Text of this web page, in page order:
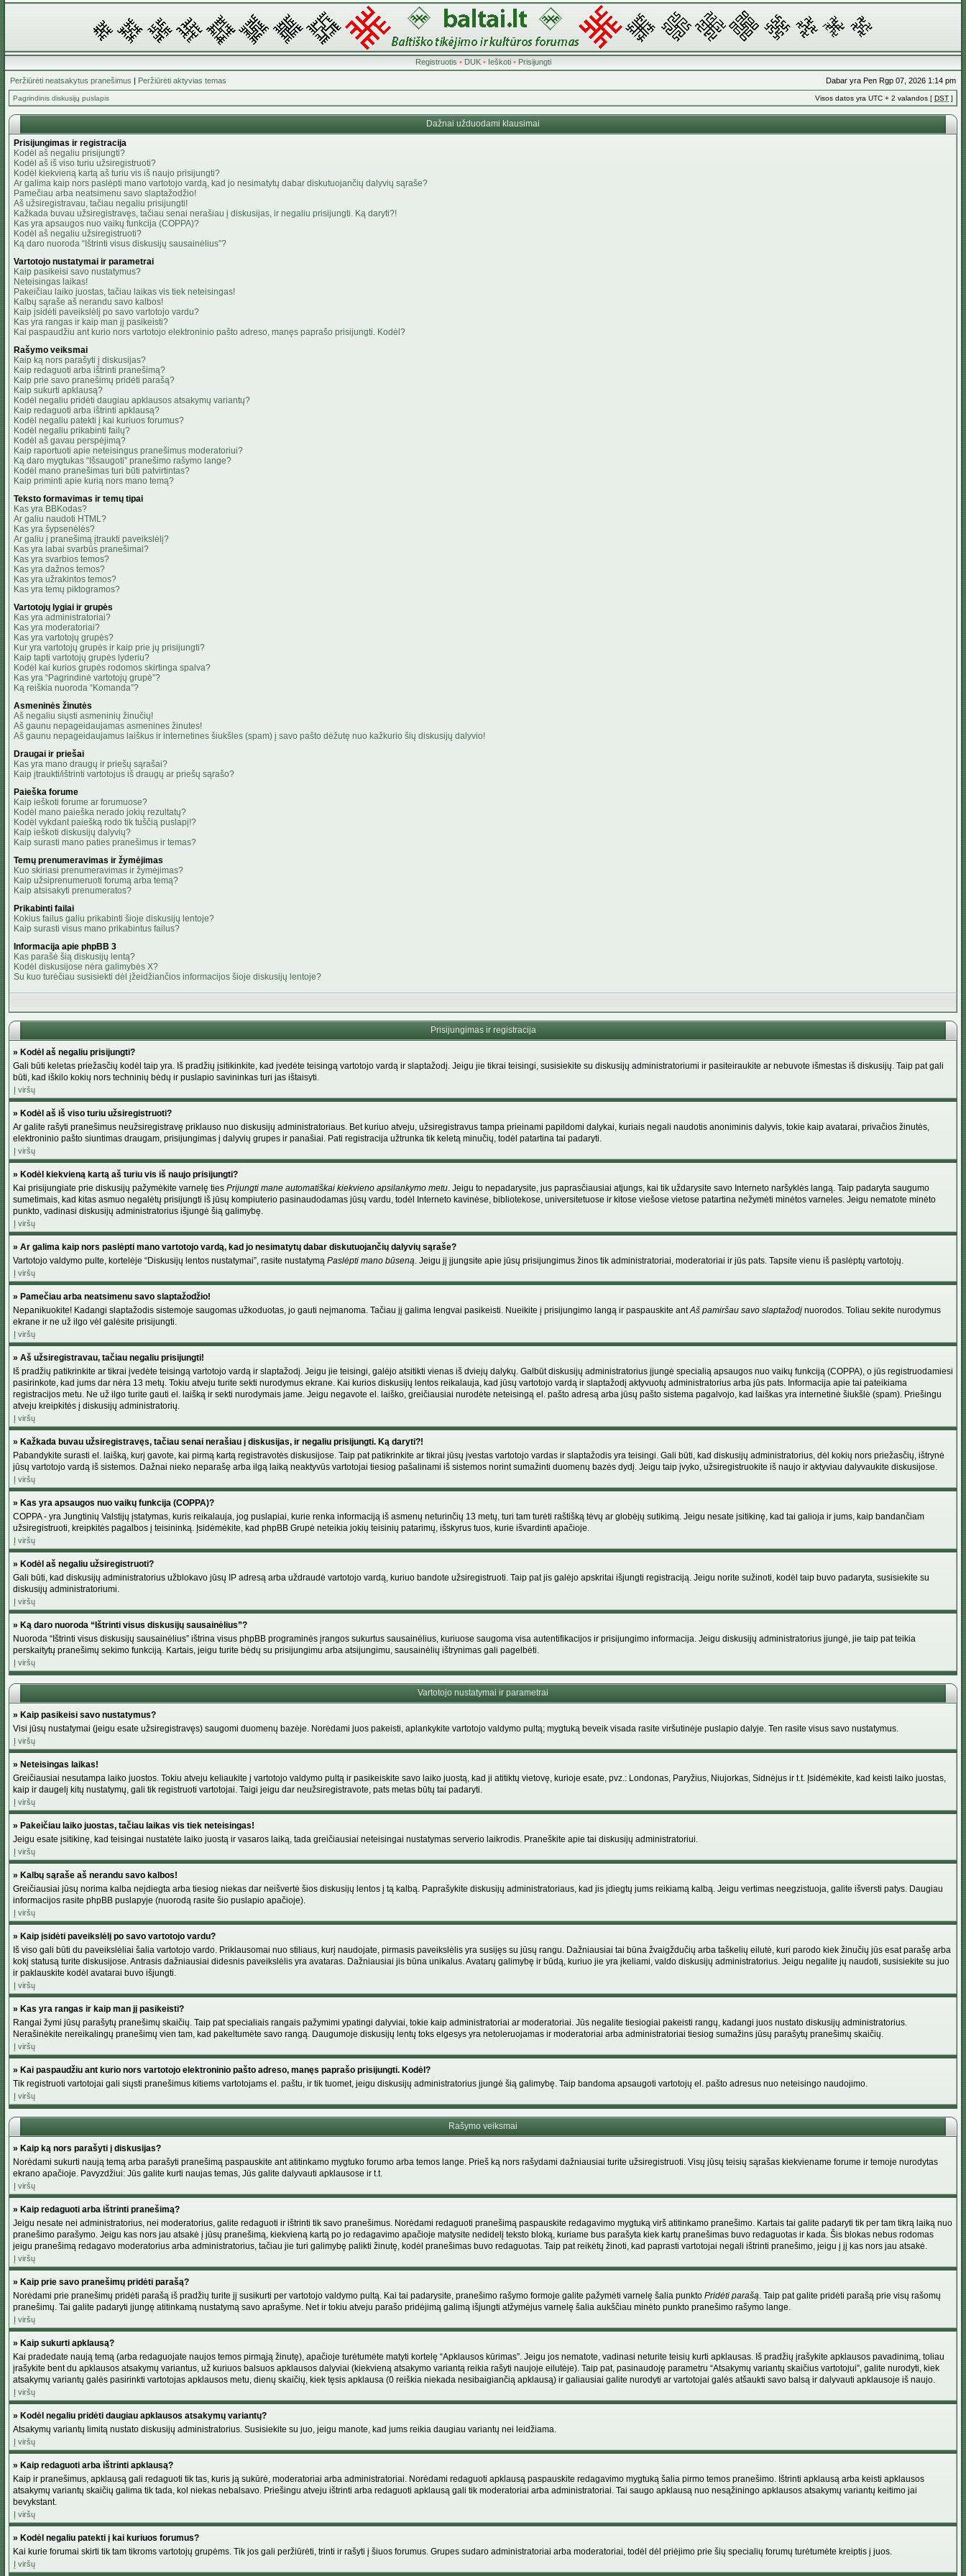
Registruotis • DUK• Ieškoti• Prisijungti
Peržiūrėti neatsakytus pranešimus | Peržiūrėti aktyvias temas Dabar yra Pen Rgp 07, 2026 1:14 pm
Pagrindinis diskusijų puslapis Visos datos yra UTC + 2 valandos [ DST ]
Dažnai užduodami klausimai
Prisijungimas ir registracija
Kodėl aš negaliu prisijungti?
Kodėl aš iš viso turiu užsiregistruoti?
Kodėl kiekvieną kartą aš turiu vis iš naujo prisijungti?
Ar galima kaip nors paslėpti mano vartotojo vardą, kad jo nesimatytų dabar diskutuojančių dalyvių sąraše?
Pamečiau arba neatsimenu savo slaptažodžio!
Aš užsiregistravau, tačiau negaliu prisijungti!
Kažkada buvau užsiregistravęs, tačiau senai nerašiau į diskusijas, ir negaliu prisijungti. Ką daryti?!
Kas yra apsaugos nuo vaikų funkcija (COPPA)?
Kodėl aš negaliu užsiregistruoti?
Ką daro nuoroda “Ištrinti visus diskusijų sausainėlius”?
Vartotojo nustatymai ir parametrai
Kaip pasikeisi savo nustatymus?
Neteisingas laikas!
Pakeičiau laiko juostas, tačiau laikas vis tiek neteisingas!
Kalbų sąraše aš nerandu savo kalbos!
Kaip įsidėti paveikslėlį po savo vartotojo vardu?
Kas yra rangas ir kaip man jį pasikeisti?
Kai paspaudžiu ant kurio nors vartotojo elektroninio pašto adreso, manęs paprašo prisijungti. Kodėl?
Rašymo veiksmai
Kaip ką nors parašyti į diskusijas?
Kaip redaguoti arba ištrinti pranešimą?
Kaip prie savo pranešimų pridėti parašą?
Kaip sukurti apklausą?
Kodėl negaliu pridėti daugiau apklausos atsakymų variantų?
Kaip redaguoti arba ištrinti apklausą?
Kodėl negaliu patekti į kai kuriuos forumus?
Kodėl negaliu prikabinti failų?
Kodėl aš gavau perspėjimą?
Kaip raportuoti apie neteisingus pranešimus moderatoriui?
Ką daro mygtukas “Išsaugoti” pranešimo rašymo lange?
Kodėl mano pranešimas turi būti patvirtintas?
Kaip priminti apie kurią nors mano temą?
Teksto formavimas ir temų tipai
Kas yra BBKodas?
Ar galiu naudoti HTML?
Kas yra šypsenėlės?
Ar galiu į pranešimą įtraukti paveikslėlį?
Kas yra labai svarbūs pranešimai?
Kas yra svarbios temos?
Kas yra dažnos temos?
Kas yra užrakintos temos?
Kas yra temų piktogramos?
Vartotojų lygiai ir grupės
Kas yra administratoriai?
Kas yra moderatoriai?
Kas yra vartotojų grupės?
Kur yra vartotojų grupės ir kaip prie jų prisijungti?
Kaip tapti vartotojų grupės lyderiu?
Kodėl kai kurios grupės rodomos skirtinga spalva?
Kas yra “Pagrindinė vartotojų grupė”?
Ką reiškia nuoroda “Komanda”?
Asmeninės žinutės
Aš negaliu siųsti asmeninių žinučių!
Aš gaunu nepageidaujamas asmenines žinutes!
Aš gaunu nepageidaujamus laiškus ir internetines šiukšles (spam) į savo pašto dėžutę nuo kažkurio šių diskusijų dalyvio!
Draugai ir priešai
Kas yra mano draugų ir priešų sąrašai?
Kaip įtraukti/ištrinti vartotojus iš draugų ar priešų sąrašo?
Paieška forume
Kaip ieškoti forume ar forumuose?
Kodėl mano paieška nerado jokių rezultatų?
Kodėl vykdant paiešką rodo tik tuščią puslapį!?
Kaip ieškoti diskusijų dalyvių?
Kaip surasti mano paties pranešimus ir temas?
Temų prenumeravimas ir žymėjimas
Kuo skiriasi prenumeravimas ir žymėjimas?
Kaip užsiprenumeruoti forumą arba temą?
Kaip atsisakyti prenumeratos?
Prikabinti failai
Kokius failus galiu prikabinti šioje diskusijų lentoje?
Kaip surasti visus mano prikabintus failus?
Informacija apie phpBB 3
Kas parašė šią diskusijų lentą?
Kodėl diskusijose nėra galimybės X?
Su kuo turėčiau susisiekti dėl įžeidžiančios informacijos šioje diskusijų lentoje?
Prisijungimas ir registracija
» Kodėl aš negaliu prisijungti?
Gali būti keletas priežasčių kodėl taip yra. Iš pradžių įsitikinkite, kad įvedėte teisingą vartotojo vardą ir slaptažodį. Jeigu jie tikrai teisingi, susisiekite su diskusijų administratoriumi ir pasiteiraukite ar nebuvote išmestas iš diskusijų. Taip pat gali
būti, kad iškilo kokių nors techninių bėdų ir puslapio savininkas turi jas ištaisyti.
Į viršų
» Kodėl aš iš viso turiu užsiregistruoti?
Ar galite rašyti pranešimus neužsiregistravę priklauso nuo diskusijų administratoriaus. Bet kuriuo atveju, užsiregistravus tampa prieinami papildomi dalykai, kuriais negali naudotis anoniminis dalyvis, tokie kaip avatarai, privačios žinutės,
elektroninio pašto siuntimas draugam, prisijungimas į dalyvių grupes ir panašiai. Pati registracija užtrunka tik keletą minučių, todėl patartina tai padaryti.
Į viršų
» Kodėl kiekvieną kartą aš turiu vis iš naujo prisijungti?
Kai prisijungiate prie diskusijų pažymėkite varnelę ties Prijungti mane automatiškai kiekvieno apsilankymo metu. Jeigu to nepadarysite, jus paprasčiausiai atjungs, kai tik uždarysite savo Interneto naršyklės langą. Taip padaryta saugumo
sumetimais, kad kitas asmuo negalėtų prisijungti iš jūsų kompiuterio pasinaudodamas jūsų vardu, todėl Interneto kavinėse, bibliotekose, universitetuose ir kitose viešose vietose patartina nežymėti minėtos varneles. Jeigu nematote minėto
punkto, vadinasi diskusijų administratorius išjungė šią galimybę.
Į viršų
» Ar galima kaip nors paslėpti mano vartotojo vardą, kad jo nesimatytų dabar diskutuojančių dalyvių sąraše?
Vartotojo valdymo pulte, kortelėje “Diskusijų lentos nustatymai”, rasite nustatymą Paslėpti mano būseną. Jeigu jį įjungsite apie jūsų prisijungimus žinos tik administratoriai, moderatoriai ir jūs pats. Tapsite vienu iš paslėptų vartotojų.
Į viršų
» Pamečiau arba neatsimenu savo slaptažodžio!
Nepanikuokite! Kadangi slaptažodis sistemoje saugomas užkoduotas, jo gauti neįmanoma. Tačiau jį galima lengvai pasikeisti. Nueikite į prisijungimo langą ir paspauskite antAš pamiršau savo slaptažodį nuorodos. Toliau sekite nurodymus
ekrane ir ne už ilgo vėl galėsite prisijungti.
Į viršų
» Aš užsiregistravau, tačiau negaliu prisijungti!
Iš pradžių patikrinkite ar tikrai įvedėte teisingą vartotojo vardą ir slaptažodį. Jeigu jie teisingi, galėjo atsitikti vienas iš dviejų dalykų. Galbūt diskusijų administratorius įjungė specialią apsaugos nuo vaikų funkciją (COPPA), o jūs registruodamiesi
pasirinkote, kad jums dar nėra 13 metų. Tokiu atveju turite sekti nurodymus ekrane. Kai kurios diskusijų lentos reikalauja, kad jūsų vartotojo vardą ir slaptažodį aktyvuotų administratorius arba jūs pats. Informacija apie tai pateikiama
registracijos metu. Ne už ilgo turite gauti el. laišką ir sekti nurodymais jame. Jeigu negavote el. laiško, greičiausiai nurodėte neteisingą el. pašto adresą arba jūsų pašto sistema pagalvojo, kad laiškas yra internetinė šiukšlė (spam). Priešingu
atveju kreipkitės į diskusijų administratorių.
Į viršų
» Kažkada buvau užsiregistravęs, tačiau senai nerašiau į diskusijas, ir negaliu prisijungti. Ką daryti?!
Pabandykite surasti el. laišką, kurį gavote, kai pirmą kartą registravotės diskusijose. Taip pat patikrinkite ar tikrai jūsų įvestas vartotojo vardas ir slaptažodis yra teisingi. Gali būti, kad diskusijų administratorius, dėl kokių nors priežasčių, ištrynė
jūsų vartotojo vardą iš sistemos. Dažnai nieko neparašę arba ilgą laiką neaktyvūs vartotojai tiesiog pašalinami iš sistemos norint sumažinti duomenų bazės dydį. Jeigu taip įvyko, užsiregistruokite iš naujo ir aktyviau dalyvaukite diskusijose.
Į viršų
» Kas yra apsaugos nuo vaikų funkcija (COPPA)?
COPPA - yra Jungtinių Valstijų įstatymas, kuris reikalauja, jog puslapiai, kurie renka informaciją iš asmenų neturinčių 13 metų, turi tam turėti raštišką tėvų ar globėjų sutikimą. Jeigu nesate įsitikinę, kad tai galioja ir jums, kaip bandančiam
užsiregistruoti, kreipkitės pagalbos į teisininką. Įsidėmėkite, kad phpBB Grupė neteikia jokių teisinių patarimų, išskyrus tuos, kurie išvardinti apačioje.
Į viršų
» Kodėl aš negaliu užsiregistruoti?
Gali būti, kad diskusijų administratorius užblokavo jūsų IP adresą arba uždraudė vartotojo vardą, kuriuo bandote užsiregistruoti. Taip pat jis galėjo apskritai išjungti registraciją. Jeigu norite sužinoti, kodėl taip buvo padaryta, susisiekite su
diskusijų administratoriumi.
Į viršų
» Ką daro nuoroda “Ištrinti visus diskusijų sausainėlius”?
Nuoroda “Ištrinti visus diskusijų sausainėlius” ištrina visus phpBB programinės įrangos sukurtus sausainėlius, kuriuose saugoma visa autentifikacijos ir prisijungimo informacija. Jeigu diskusijų administratorius įjungė, jie taip pat teikia
perskaitytų pranešimų sekimo funkciją. Kartais, jeigu turite bėdų su prisijungimu arba atsijungimu, sausainėlių ištrynimas gali pagelbėti.
Į viršų
Vartotojo nustatymai ir parametrai
» Kaip pasikeisi savo nustatymus?
Visi jūsų nustatymai (jeigu esate užsiregistravęs) saugomi duomenų bazėje. Norėdami juos pakeisti, aplankykite vartotojo valdymo pultą; mygtuką beveik visada rasite viršutinėje puslapio dalyje. Ten rasite visus savo nustatymus.
Į viršų
» Neteisingas laikas!
Greičiausiai nesutampa laiko juostos. Tokiu atveju keliaukite į vartotojo valdymo pultą ir pasikeiskite savo laiko juostą, kad ji atitiktų vietovę, kurioje esate, pvz.: Londonas, Paryžius, Niujorkas, Sidnėjus ir t.t. Įsidėmėkite, kad keisti laiko juostas,
kaip ir daugelį kitų nustatymų, gali tik registruoti vartotojai. Taigi jeigu dar neužsiregistravote, pats metas būtų tai padaryti.
Į viršų
» Pakeičiau laiko juostas, tačiau laikas vis tiek neteisingas!
Jeigu esate įsitikinę, kad teisingai nustatėte laiko juostą ir vasaros laiką, tada greičiausiai neteisingai nustatymas serverio laikrodis. Praneškite apie tai diskusijų administratoriui.
Į viršų
» Kalbų sąraše aš nerandu savo kalbos!
Greičiausiai jūsų norima kalba neįdiegta arba tiesiog niekas dar neišvertė šios diskusijų lentos į tą kalbą. Paprašykite diskusijų administratoriaus, kad jis įdiegtų jums reikiamą kalbą. Jeigu vertimas neegzistuoja, galite išversti patys. Daugiau
informacijos rasite phpBB puslapyje (nuorodą rasite šio puslapio apačioje).
Į viršų
» Kaip įsidėti paveikslėlį po savo vartotojo vardu?
Iš viso gali būti du paveikslėliai šalia vartotojo vardo. Priklausomai nuo stiliaus, kurį naudojate, pirmasis paveikslėlis yra susijęs su jūsų rangu. Dažniausiai tai būna žvaigždučių arba taškelių eilutė, kuri parodo kiek žinučių jūs esat parašę arba
kokį statusą turite diskusijose. Antrasis dažniausiai didesnis paveikslėlis yra avataras. Dažniausiai jis būna unikalus. Avatarų galimybę ir būdą, kuriuo jie yra įkeliami, valdo diskusijų administratorius. Jeigu negalite jų naudoti, susisiekite su juo
ir paklauskite kodėl avatarai buvo išjungti.
Į viršų
» Kas yra rangas ir kaip man jį pasikeisti?
Rangai žymi jūsų parašytų pranešimų skaičių. Taip pat specialiais rangais pažymimi ypatingi dalyviai, tokie kaip administratoriai ar moderatoriai. Jūs negalite tiesiogiai pakeisti rangų, kadangi juos nustato diskusijų administratorius.
Nerašinėkite nereikalingų pranešimų vien tam, kad pakeltumėte savo rangą. Daugumoje diskusijų lentų toks elgesys yra netoleruojamas ir moderatoriai arba administratoriai tiesiog sumažins jūsų parašytų pranešimų skaičių.
Į viršų
» Kai paspaudžiu ant kurio nors vartotojo elektroninio pašto adreso, manęs paprašo prisijungti. Kodėl?
Tik registruoti vartotojai gali siųsti pranešimus kitiems vartotojams el. paštu, ir tik tuomet, jeigu diskusijų administratorius įjungė šią galimybę. Taip bandoma apsaugoti vartotojų el. pašto adresus nuo neteisingo naudojimo.
Į viršų
Rašymo veiksmai
» Kaip ką nors parašyti į diskusijas?
Norėdami sukurti naują temą arba parašyti pranešimą paspauskite ant atitinkamo mygtuko forumo arba temos lange. Prieš ką nors rašydami dažniausiai turite užsiregistruoti. Visų jūsų teisių sąrašas kiekviename forume ir temoje nurodytas
ekrano apačioje. Pavyzdžiui: Jūs galite kurti naujas temas, Jūs galite dalyvauti apklausose ir t.t.
Į viršų
» Kaip redaguoti arba ištrinti pranešimą?
Jeigu nesate nei administratorius, nei moderatorius, galite redaguoti ir ištrinti tik savo pranešimus. Norėdami redaguoti pranešimą paspauskite redagavimo mygtuką virš atitinkamo pranešimo. Kartais tai galite padaryti tik per tam tikrą laiką nuo
pranešimo parašymo. Jeigu kas nors jau atsakė į jūsų pranešimą, kiekvieną kartą po jo redagavimo apačioje matysite nedidelį teksto bloką, kuriame bus parašyta kiek kartų pranešimas buvo redaguotas ir kada. Šis blokas nebus rodomas
jeigu pranešimą redagavo moderatorius arba administratorius, tačiau jie turi galimybę palikti žinutę, kodėl pranešimas buvo redaguotas. Taip pat reikėtų žinoti, kad paprasti vartotojai negali ištrinti pranešimo, jeigu į jį kas nors jau atsakė.
Į viršų
» Kaip prie savo pranešimų pridėti parašą?
Norėdami prie pranešimų pridėti parašą iš pradžių turite jį susikurti per vartotojo valdymo pultą. Kai tai padarysite, pranešimo rašymo formoje galite pažymėti varnelę šalia punkto Pridėti parašą. Taip pat galite pridėti parašą prie visų rašomų
pranešimų. Tai galite padaryti įjungę atitinkamą nustatymą savo aprašyme. Net ir tokiu atveju parašo pridėjimą galimą išjungti atžymėjus varnelę šalia aukščiau minėto punkto pranešimo rašymo lange.
Į viršų
» Kaip sukurti apklausą?
Kai pradedate naują temą (arba redaguojate naujos temos pirmąją žinutę), apačioje turėtumėte matyti kortelę “Apklausos kūrimas”. Jeigu jos nematote, vadinasi neturite teisių kurti apklausas. Iš pradžių įrašykite apklausos pavadinimą, toliau
įrašykite bent du apklausos atsakymų variantus, už kuriuos balsuos apklausos dalyviai (kiekvieną atsakymo variantą reikia rašyti naujoje eilutėje). Taip pat, pasinaudoję parametru “Atsakymų variantų skaičius vartotojui”, galite nurodyti, kiek
atsakymų variantų galės pasirinkti vartotojas apklausos metu, dienų skaičių, kiek tęsis apklausa (0 reiškia niekada nesibaigiančią apklausą) ir galiausiai galite nurodyti ar vartotojai galės atšaukti savo balsą ir dalyvauti apklausoje iš naujo.
Į viršų
» Kodėl negaliu pridėti daugiau apklausos atsakymų variantų?
Atsakymų variantų limitą nustato diskusijų administratorius. Susisiekite su juo, jeigu manote, kad jums reikia daugiau variantų nei leidžiama.
Į viršų
» Kaip redaguoti arba ištrinti apklausą?
Kaip ir pranešimus, apklausą gali redaguoti tik tas, kuris ją sukūrė, moderatoriai arba administratoriai. Norėdami redaguoti apklausą paspauskite redagavimo mygtuką šalia pirmo temos pranešimo. Ištrinti apklausą arba keisti apklausos
atsakymų variantų skaičių galima tik tada, kol niekas nebalsavo. Priešingu atveju ištrinti arba redaguoti apklausą gali tik moderatoriai arba administratoriai. Tai saugo apklausą nuo nesąžiningo apklausos atsakymų variantų keitimo jai
bevykstant.
Į viršų
» Kodėl negaliu patekti į kai kuriuos forumus?
Kai kurie forumai skirti tik tam tikroms vartotojų grupėms. Tik jos gali peržiūrėti, trinti ir rašyti į šiuos forumus. Grupes sudaro administratoriai arba moderatoriai, todėl dėl priėjimo prie šių specialių forumų turėtumėte kreiptis į juos.
Į viršų